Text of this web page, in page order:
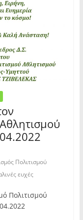
Πολιτισμού
ευχές
Πολιτισμού